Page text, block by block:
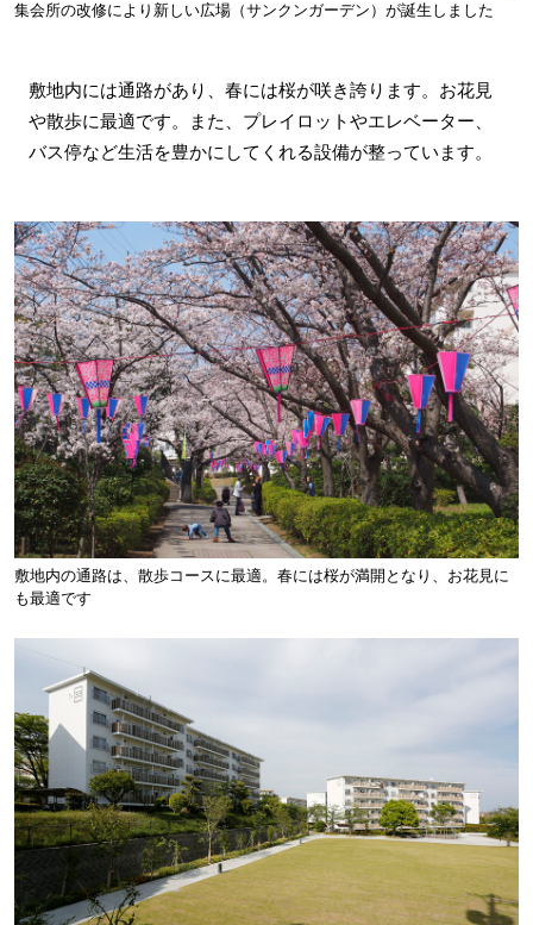
集会所の改修により新しい広場（サンクンガーデン）が誕生しました
敷地内には通路があり、春には桜が咲き誇ります。お花見
や散歩に最適です。また、プレイロットやエレベーター、
バス停など生活を豊かにしてくれる設備が整っています。
敷地内の通路は、散歩コースに最適。春には桜が満開となり、お花見に
も最適です